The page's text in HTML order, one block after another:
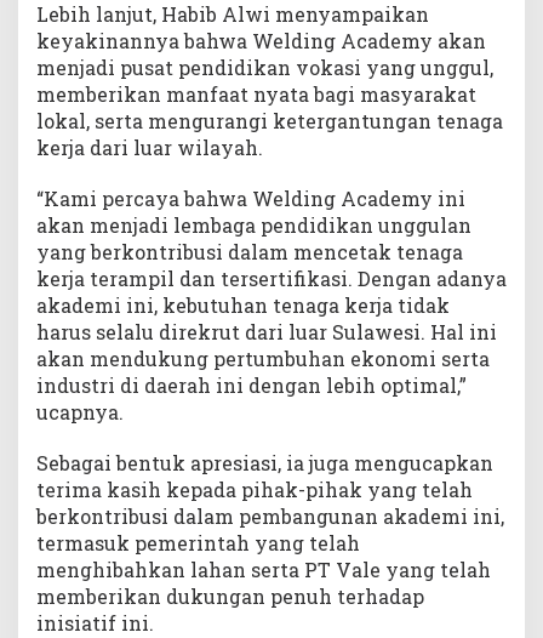
Lebih lanjut, Habib Alwi menyampaikan
keyakinannya bahwa Welding Academy akan
menjadi pusat pendidikan vokasi yang unggul,
memberikan manfaat nyata bagi masyarakat
lokal, serta mengurangi ketergantungan tenaga
kerja dari luar wilayah.
“Kami percaya bahwa Welding Academy ini
akan menjadi lembaga pendidikan unggulan
yang berkontribusi dalam mencetak tenaga
kerja terampil dan tersertifikasi. Dengan adanya
akademi ini, kebutuhan tenaga kerja tidak
harus selalu direkrut dari luar Sulawesi. Hal ini
akan mendukung pertumbuhan ekonomi serta
industri di daerah ini dengan lebih optimal,”
ucapnya.
Sebagai bentuk apresiasi, ia juga mengucapkan
terima kasih kepada pihak-pihak yang telah
berkontribusi dalam pembangunan akademi ini,
termasuk pemerintah yang telah
menghibahkan lahan serta PT Vale yang telah
memberikan dukungan penuh terhadap
inisiatif ini.